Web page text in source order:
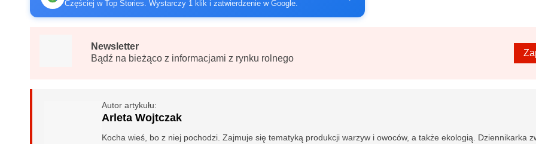
Częściej w Top Stories. Wystarczy 1 klik i zatwierdzenie w Google.
Newsletter
Bądź na bieżąco z informacjami z rynku rolnego
Autor artykułu:
Arleta Wojtczak
Kocha wieś, bo z niej pochodzi. Zajmuje się tematyką produkcji warzyw i owoców, a także ekologią. Dziennikarka